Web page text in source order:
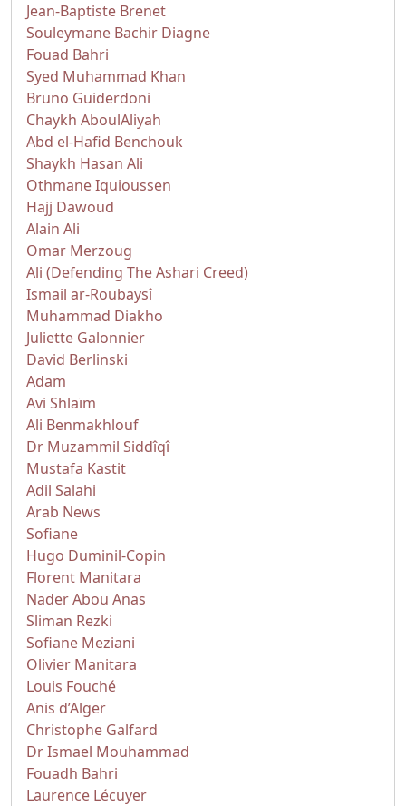
Jean-Baptiste Brenet
Souleymane Bachir Diagne
Fouad Bahri
Syed Muhammad Khan
Bruno Guiderdoni
Chaykh AboulAliyah
Abd el-Hafid Benchouk
Shaykh Hasan Ali
Othmane Iquioussen
Hajj Dawoud
Alain Ali
Omar Merzoug
Ali (Defending The Ashari Creed)
Ismail ar-Roubaysî
Muhammad Diakho
Juliette Galonnier
David Berlinski
Adam
Avi Shlaïm
Ali Benmakhlouf
Dr Muzammil Siddîqî
Mustafa Kastit
Adil Salahi
Arab News
Sofiane
Hugo Duminil-Copin
Florent Manitara
Nader Abou Anas
Sliman Rezki
Sofiane Meziani
Olivier Manitara
Louis Fouché
Anis d’Alger
Christophe Galfard
Dr Ismael Mouhammad
Fouadh Bahri
Laurence Lécuyer